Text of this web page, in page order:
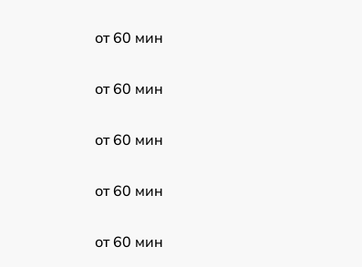
от 60 мин
от 60 мин
от 60 мин
от 60 мин
от 60 мин